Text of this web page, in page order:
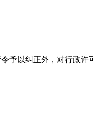
以纠正外，对行政许